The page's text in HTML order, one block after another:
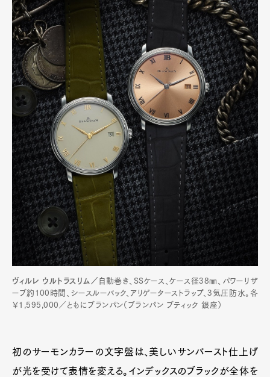
ヴィルレ ウルトラスリム／ 自動巻き、SSケース、ケース径38㎜、パワーリザ
ーブ約100時間、シースルーバック、アリゲーターストラップ、3気圧防水。各
￥1,595,000／ともにブランパン（ブランパン ブティック 銀座）
初のサーモンカラーの文字盤は、美しいサンバースト仕上げ
が光を受けて表情を変える。インデックスのブラックが全体を